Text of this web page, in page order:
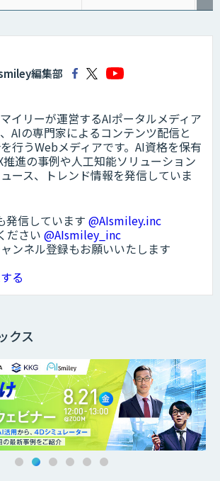
編集部
イリーが運営するAIポータルメディア
AIの専門家によるコンテンツ配信と
行うWebメディアです。AI資格を保有
推進の事例や人工知能ソリューション
ース、トレンド情報を発信していま
発信しています @AIsmiley.inc
ださい @AIsmiley_inc
ンネル登録もお願いいたします
る
クス